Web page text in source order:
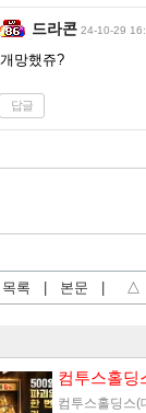
드라콘 24-10-29
개망했쥬?
답글
목록 본문
컴투스홀딩
컴투스홀딩스(